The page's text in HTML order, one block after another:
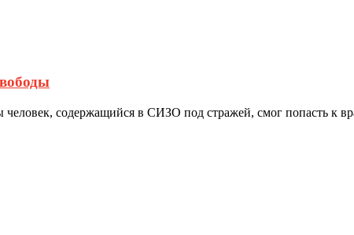
содержащийся в СИЗО под стражей, смог попасть к